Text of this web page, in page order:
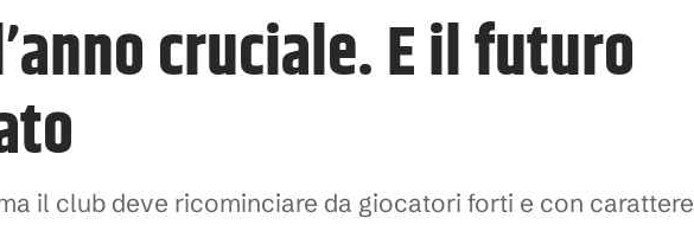
cruciale. E il futuro
il club deve ricominciare da giocatori forti e con carattere